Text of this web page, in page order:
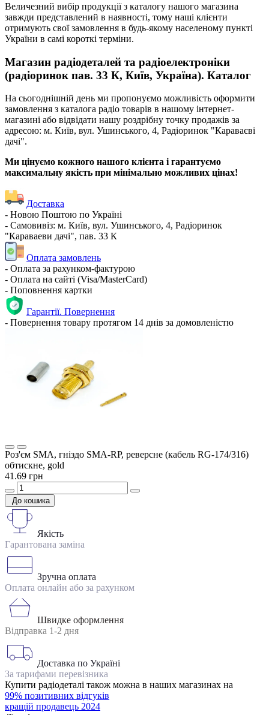
Величезний вибір продукції з каталогу нашого магазина
завжди представлений в наявності, тому наші клієнти
отримують свої замовлення в будь-якому населеному пункті
України в самі короткі терміни.
Магазин радіодеталей та радіоелектроніки
(радіоринок пав. 33 К, Київ, Україна). Каталог
На сьогоднішній день ми пропонуємо можливість оформити
замовлення з каталога радіо товарів в нашому інтернет-
магазині або відвідати нашу роздрібну точку продажів за
адресою: м. Київ, вул. Ушинського, 4, Радіоринок "Караваєві
дачі".
Ми цінуємо кожного нашого клієнта і гарантуємо
максимальну якість при мінімально можливих цінах!
Доставка
- Новою Поштою по Україні
- Самовивіз: м. Київ, вул. Ушинського, 4, Радіоринок
"Караваеви дачі", пав. 33 К
Оплата замовлень
- Оплата за рахунком-фактурою
- Оплата на сайті (Visa/MasterCard)
- Поповнення картки
Гарантії. Повернення
- Повернення товару протягом 14 днів за домовленістю
Роз'єм SMA, гніздо SMA-RP, реверсне (кабель RG-174/316)
обтискне, gold
41.69 грн
До кошика
Якість
Гарантована заміна
Зручна оплата
Оплата онлайн або за рахунком
Швидке оформлення
Відправка 1-2 дня
Доставка по Україні
За тарифами перевізника
Купити радіодеталі також можна в наших магазинах на
99% позитивних відгуків
кращій продавець 2024